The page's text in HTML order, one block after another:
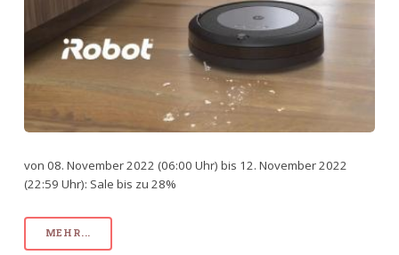
von 08. November 2022 (06:00 Uhr) bis 12. November 2022
(22:59 Uhr): Sale bis zu 28%
MEHR...